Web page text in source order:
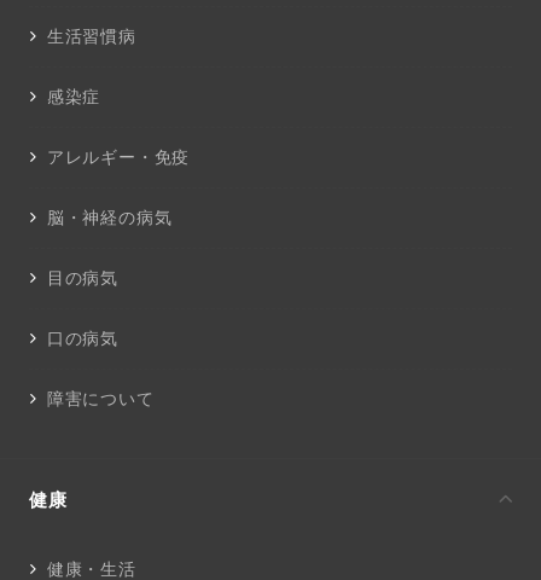
生活習慣病
感染症
アレルギー・免疫
脳・神経の病気
目の病気
口の病気
障害について
健康
健康・生活